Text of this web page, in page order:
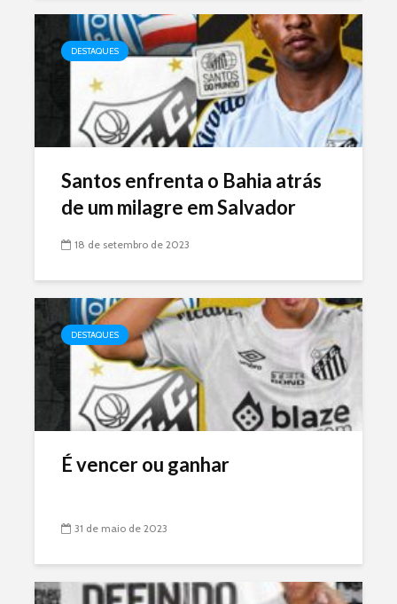
DESTAQUES
Santos enfrenta o Bahia atrás
de um milagre em Salvador
18 de setembro de 2023
DESTAQUES
É vencer ou ganhar
31 de maio de 2023